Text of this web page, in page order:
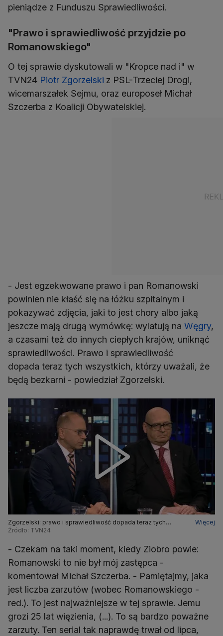
pieniądze z Funduszu Sprawiedliwości.
"Prawo i sprawiedliwość przyjdzie po
Romanowskiego"
O tej sprawie dyskutowali w "Kropce nad i" w
TVN24 Piotr Zgorzelski z PSL-Trzeciej Drogi,
wicemarszałek Sejmu, oraz europoseł Michał
Szczerba z Koalicji Obywatelskiej.
- Jest egzekwowane prawo i pan Romanowski
powinien nie kłaść się na łóżku szpitalnym i
pokazywać zdjęcia, jaki to jest chory albo jaką
jeszcze mają drugą wymówkę: wylatują na Węgry,
a czasami też do innych ciepłych krajów, uniknąć
sprawiedliwości. Prawo i sprawiedliwość
dopada teraz tych wszystkich, którzy uważali, że
będą bezkarni - powiedział Zgorzelski.
Zgorzelski: prawo i sprawiedliwość dopada teraz tych
wszystkich, którzy uważali, że będą bezkarni
Więcej
Źródło: TVN24
- Czekam na taki moment, kiedy Ziobro powie:
Romanowski to nie był mój zastępca -
komentował Michał Szczerba. - Pamiętajmy, jaka
jest liczba zarzutów (wobec Romanowskiego -
red.). To jest najważniejsze w tej sprawie. Jemu
grozi 25 lat więzienia, (...). To są bardzo poważne
zarzuty. Ten serial tak naprawdę trwał od lipca,